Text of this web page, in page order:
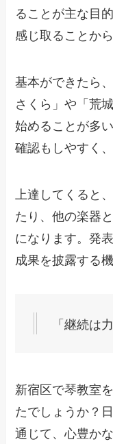
ることが主な目
感じ取ることか
基本ができたら
さくら」や「荒
始めることが多
確認もしやすく
上達してくると
たり、他の楽器
になります。発
成果を披露する
「継続は
新宿区で琴教室
たでしょうか？
通じて、心豊か